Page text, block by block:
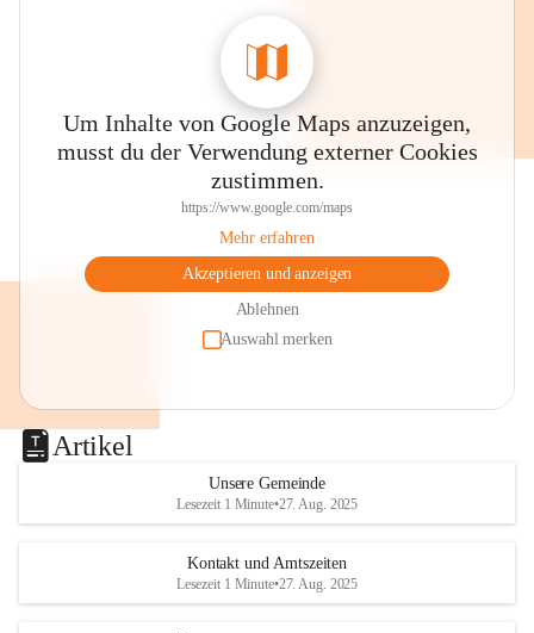
Bei Fragen, Anliegen oder Beschwerden.
Sehr geehrte Damen und Herren!
Station ADERKLAA Gas abfackeln.
Es kann zu Geräuschbildung und
Flammenerscheinungen kommen.
Mitarbeiter der OMV sind vor Ort und
Danke für Ihr Verständnis.
Um Inhalte von Google Maps anzuzeigen,
musst du der Verwendung externer Cookies
zustimmen.
https://www.google.com/maps
Mehr erfahren
Akzeptieren und anzeigen
Ablehnen
Auswahl merken
Artikel
Unsere Gemeinde
Lesezeit 1 Minute•27. Aug. 2025
Kontakt und Amtszeiten
Lesezeit 1 Minute•27. Aug. 2025